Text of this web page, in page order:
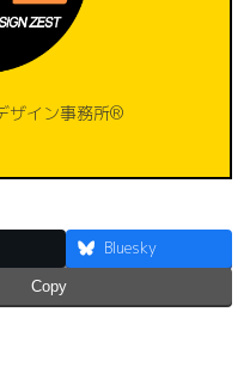
ザイン事務所®️
Bluesky
Copy